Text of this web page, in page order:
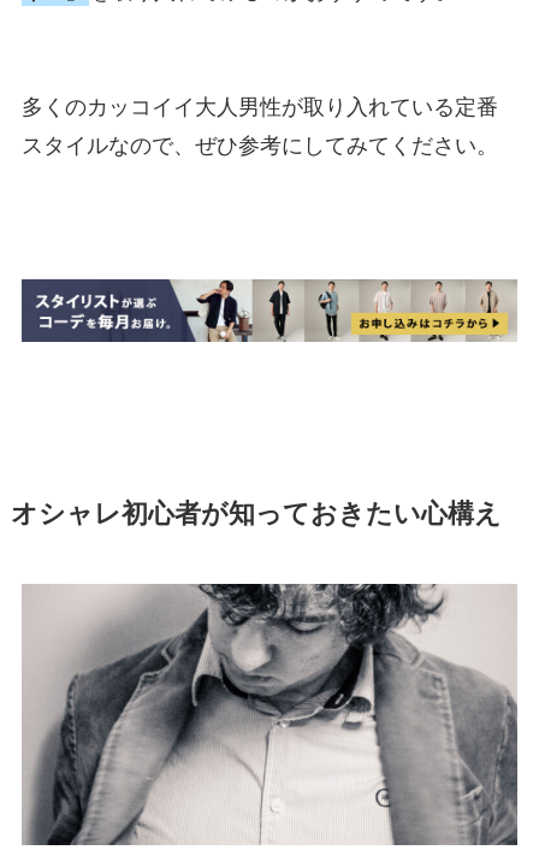
多くのカッコイイ大人男性が取り入れている定番
スタイルなので、ぜひ参考にしてみてください。
オシャレ初心者が知っておきたい心構え